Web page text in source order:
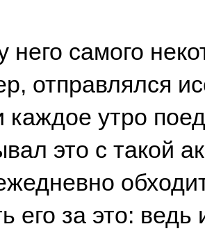
него самого
отправлялся
каждое утро
это с такой
его за это: